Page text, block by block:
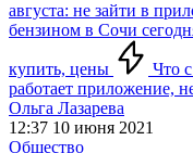
августа: не зайти в
бензином в Сочи
купить, цены
Что
работает приложение,
Ольга Лазарева
12:37 10 июня 2021
Общество